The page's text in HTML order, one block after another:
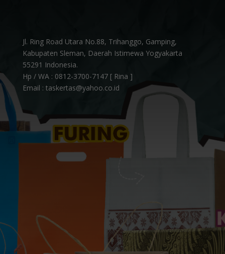
Jl. Ring Road Utara No.88, Trihanggo, Gamping,
Kabupaten Sleman, Daerah Istimewa Yogyakarta
55291 Indonesia.
Hp / WA : 0812-3700-7147 [ Rina ]
Email : taskertas@yahoo.co.id